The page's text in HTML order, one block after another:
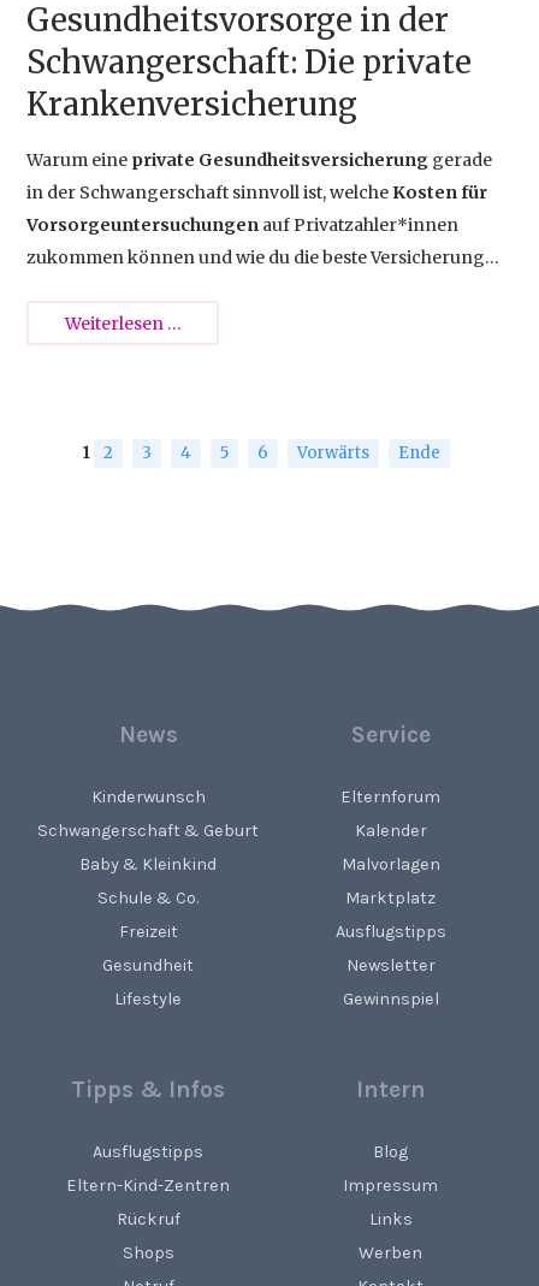
Gesundheitsvorsorge in der
Schwangerschaft: Die private
Krankenversicherung
Warum eine private Gesundheitsversicherung gerade
in der Schwangerschaft sinnvoll ist, welche Kosten für
Vorsorgeuntersuchungen auf Privatzahler*innen
zukommen können und wie du die beste Versicherung
Weiterlesen …Gesundheitsvorsorge
Die
1 2 3 4 5 6 Vorwärts Ende
News
Kinderwunsch
Schwangerschaft & Geburt
Baby & Kleinkind
Schule & Co.
Freizeit
Gesundheit
Lifestyle
Service
Elternforum
Kalender
Malvorlagen
Marktplatz
Ausflugstipps
Newsletter
Gewinnspiel
Tipps & Infos
Ausflugstipps
Eltern-Kind-Zentren
Rückruf
Shops
Intern
Blog
Impressum
Links
Werben